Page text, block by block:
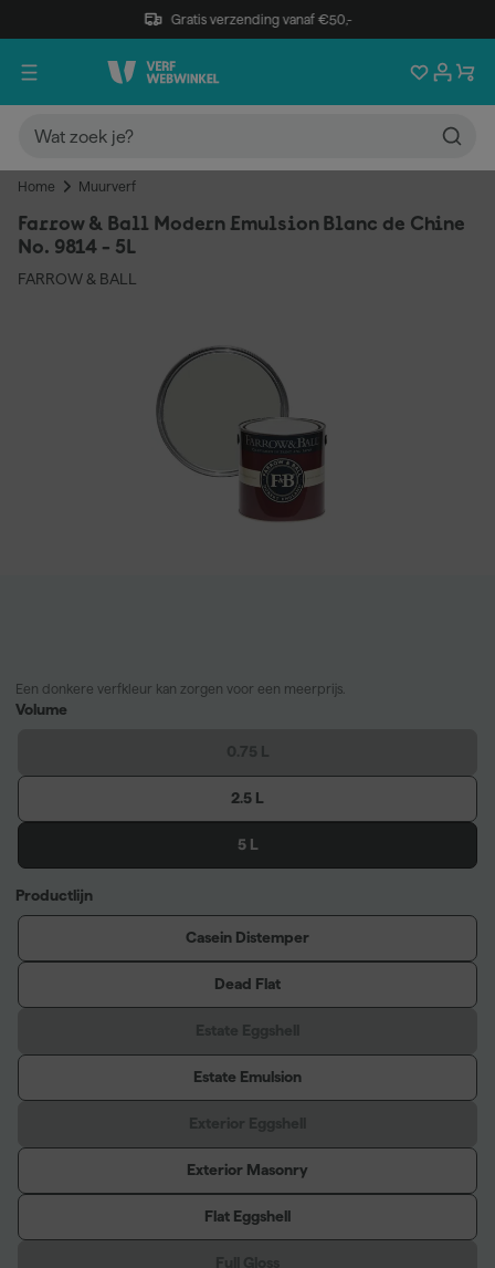
Gratis verzending vanaf €50,-
Home Muurverf
Farrow & Ball Modern Emulsion Blanc de Chine
No. 9814 - 5L
FARROW & BALL
Een donkere verfkleur kan zorgen voor een meerprijs.
Volume
2.5 L
5 L
Productlijn
Casein Distemper
Dead Flat
Estate Emulsion
Exterior Masonry
Flat Eggshell